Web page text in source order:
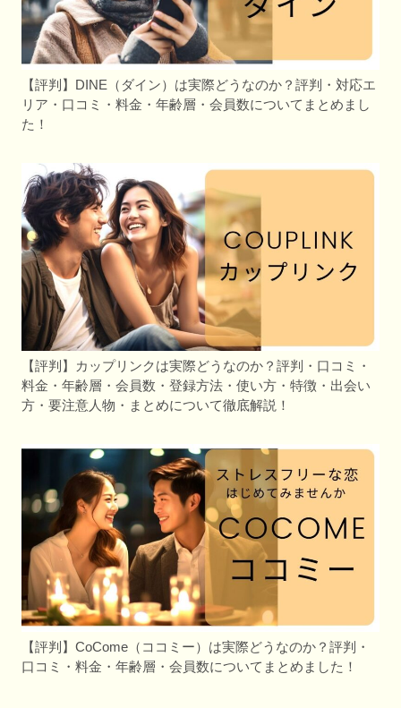
【評判】DINE（ダイン）は実際どうなのか？評判・対応エ
リア・口コミ・料金・年齢層・会員数についてまとめまし
た！
【評判】カップリンクは実際どうなのか？評判・口コミ・
料金・年齢層・会員数・登録方法・使い方・特徴・出会い
方・要注意人物・まとめについて徹底解説！
【評判】CoCome（ココミー）は実際どうなのか？評判・
口コミ・料金・年齢層・会員数についてまとめました！